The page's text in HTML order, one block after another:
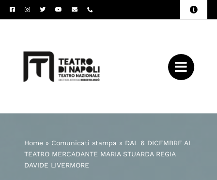
Salta
al
Toggle
Home» Comunicati stampa » DAL 6 DICEMBRE AL
TEATRO MERCADANTE MARIA STUARDA REGIA
DAVIDE LIVERMORE